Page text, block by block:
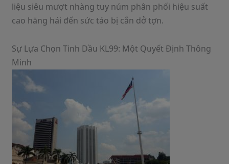
liệu siêu mượt nhàng tuy núm phân phối hiệu suất
cao hăng hái đến sức táo bị cắn dở tợn.
Sự Lựa Chọn Tinh Dầu KL99: Một Quyết Định Thông
Minh